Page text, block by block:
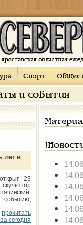
Спорт
и события
лет в
23
прочитать
сегодня